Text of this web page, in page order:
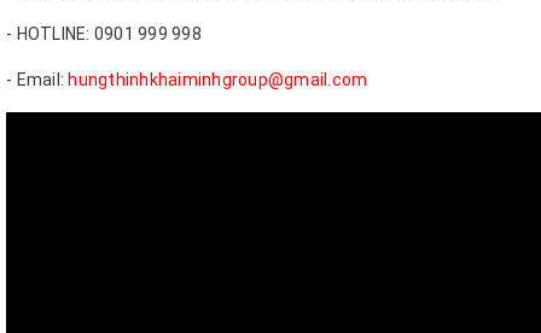
- HOTLINE: 0901 999 998
- Email: hungthinhkhaiminhgroup@gmail.com